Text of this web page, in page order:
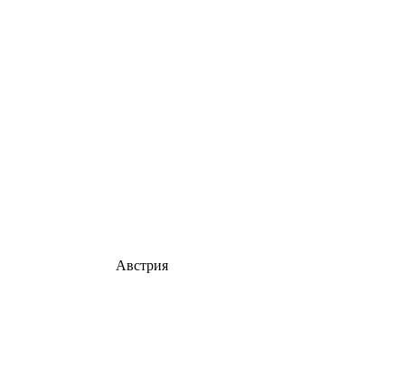
Австрия